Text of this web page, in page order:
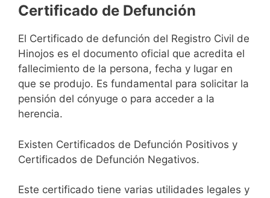
Certificado de Defunción
El Certificado de defunción del Registro Civil de
Hinojos es el documento oficial que acredita el
fallecimiento de la persona, fecha y lugar en
que se produjo. Es fundamental para solicitar la
pensión del cónyuge o para acceder a la
herencia.
Existen Certificados de Defunción Positivos y
Certificados de Defunción Negativos.
Este certificado tiene varias utilidades legales y